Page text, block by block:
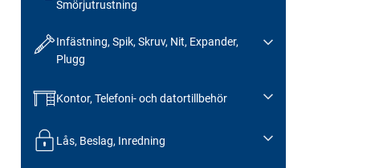
Smörjutrustning
Infästning, Spik, Skruv, Nit, Expander,
Plugg
Kontor, Telefoni- och datortillbehör
Lås, Beslag, Inredning